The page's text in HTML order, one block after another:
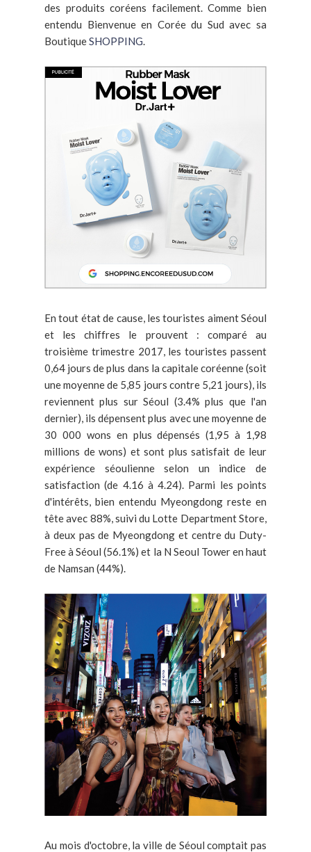
des produits coréens facilement. Comme bien
entendu Bienvenue en Corée du Sud avec sa
BoutiqueSHOPPING.
En tout état de cause, les touristes aiment Séoul
et les chiffres le prouvent : comparé au
troisième trimestre 2017, les touristes passent
0,64 jours de plus dans la capitale coréenne (soit
une moyenne de 5,85 jours contre 5,21 jours), ils
reviennent plus sur Séoul (3.4% plus que l'an
dernier), ils dépensent plus avec une moyenne de
30 000 wons en plus dépensés (1,95 à 1,98
millions de wons) et sont plus satisfait de leur
expérience séoulienne selon un indice de
satisfaction (de 4.16 à 4.24). Parmi les points
d'intérêts, bien entendu Myeongdong reste en
tête avec 88%, suivi du Lotte Department Store,
à deux pas de Myeongdong et centre du Duty-
Free à Séoul (56.1%) et la N Seoul Tower en haut
de Namsan (44%).
Au mois d'octobre, la ville de Séoul comptait pas